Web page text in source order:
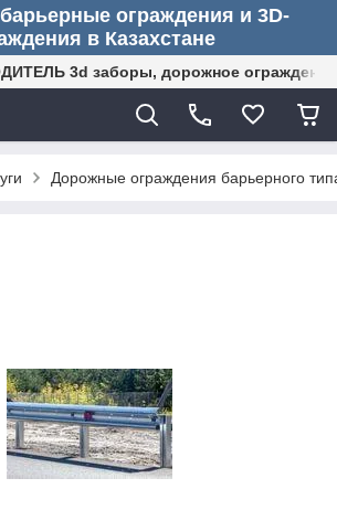
ограждения и 3D-
в Казахстане
3d заборы, дорожное ограждение
Дорожные ограждения барьерного